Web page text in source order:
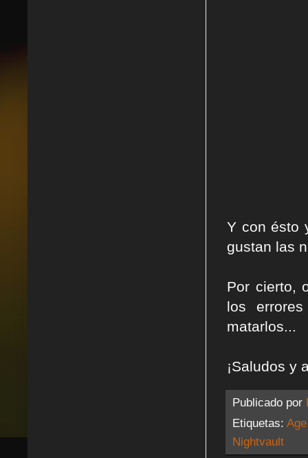
Y con ésto
gustan las
Por cierto,
los
matarlos...
¡Saludos y
Publicado por
Etiquetas:
Nightvault